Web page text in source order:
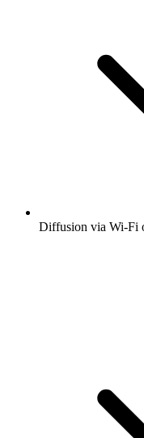
Diffusion via Wi-Fi